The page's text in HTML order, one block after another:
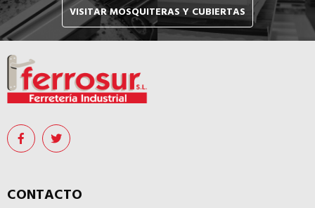
VISITAR MOSQUITERAS Y CUBIERTAS
CONTACTO